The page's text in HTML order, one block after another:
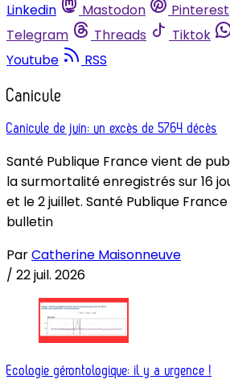
Linkedin
Mastodon Pinterest
Telegram
Threads Tiktok
Youtube
RSS
Canicule
Canicule de juin: un excès de 5764 décès
Santé Publique France vient de
la surmortalité enregistrés sur 16
et le 2 juillet. Santé Publique
bulletin
ParCatherine Maisonneuve
/ 22 juil. 2026
Ecologie gérontologique: il y a urgence !